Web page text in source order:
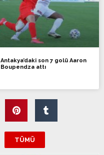
Antakya’daki son 7 golü Aaron
Boupendza attı
TÜMÜ